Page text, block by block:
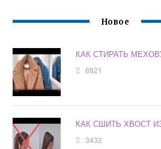
Новое
КАК СТИРАТЬ
8821
КАК СШИТЬ ХВОСТ
3432